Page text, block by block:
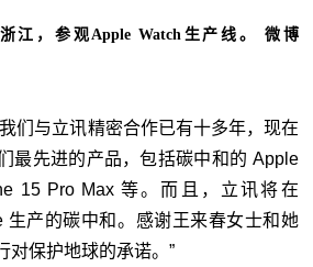
江，参观Apple Watch生产线。 微博
们与立讯精密合作已有十多年，现在
最先进的产品，包括碳中和的 Apple
15 Pro Max 等。而且，立讯将在
生产的碳中和。感谢王来春女士和她
对保护地球的承诺。”